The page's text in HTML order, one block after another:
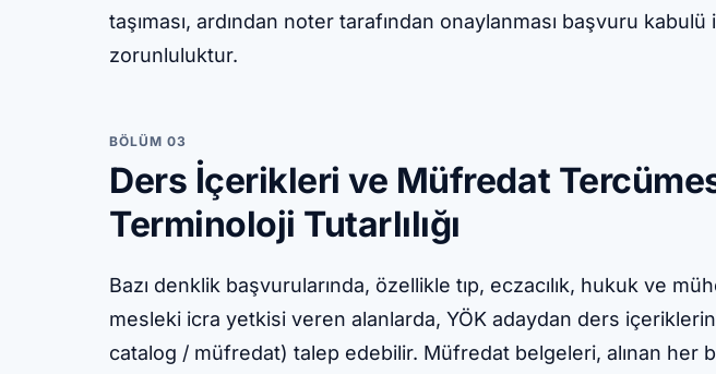
taşıması, ardından noter tarafından onaylanması başvuru kabulü
zorunluluktur.
BÖLÜM 03
Ders İçerikleri ve Müfredat
Terminoloji Tutarlılığı
Bazı denklik başvurularında, özellikle tıp, eczacılık, hukuk ve
mesleki icra yetkisi veren alanlarda, YÖK adaydan ders
catalog / müfredat) talep edebilir. Müfredat belgeleri, alınan her